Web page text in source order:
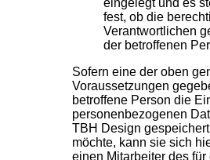
eingelegt und es
fest, ob die
Verantwortlichen
der betroffenen
Sofern eine der oben
Voraussetzungen
betroffene Person die
personenbezogenen
TBH Design
möchte, kann sie sich
einen Mitarbeiter des für